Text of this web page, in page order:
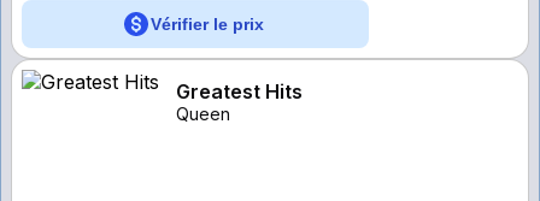
Vérifier le prix
Greatest Hits
Queen